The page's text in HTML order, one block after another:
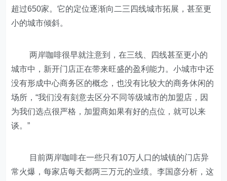
超过650家。它的定位逐渐向二三四线城市拓展，甚至更
小的城市倾斜。
两岸咖啡很早就注意到，在三线、四线甚至更小的
城市中，新开门店正在带来旺盛的盈利能力。小城市中还
没有形成中心商务区的概念，也没有比较大的商务休闲的
场所，“我们没有刻意去区分不同等级城市的加盟店，因
为我们选点很严格，加盟商如果有好的点位，就可以来
谈。”
目前两岸咖啡在一些只有10万人口的城镇的门店异
常火爆，每家店每天都两三万元的业绩。李国彦分析，这